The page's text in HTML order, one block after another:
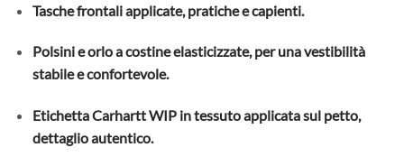
Tasche frontali applicate, pratiche e capienti.
Polsini e orlo a costine elasticizzate, per una vestibilità
stabile e confortevole.
Etichetta Carhartt WIP in tessuto applicata sul petto,
dettaglio autentico.